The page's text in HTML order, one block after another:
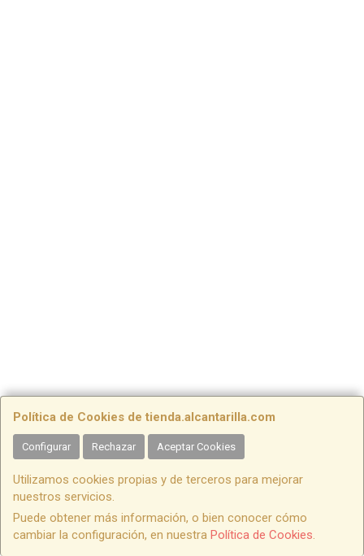
Política de Cookies de tienda.alcantarilla.com
Configurar Rechazar Aceptar Cookies
Utilizamos cookies propias y de terceros para mejorar
nuestros servicios.
Puede obtener más información, o bien conocer cómo
cambiar la configuración, en nuestra Política de Cookies.